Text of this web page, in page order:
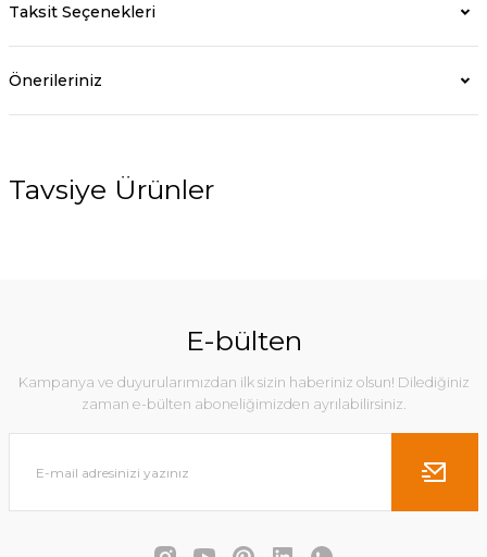
Taksit Seçenekleri
Önerileriniz
Tavsiye Ürünler
Yummy Sandalye Yeşil
E-bülten
Kampanya ve duyurularımızdan ilk sizin haberiniz olsun! Dilediğiniz
zaman e-bülten aboneliğimizden ayrılabilirsiniz.